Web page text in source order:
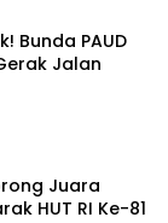
Bunda PAUD
Jalan
Juara
HUT RI Ke-81